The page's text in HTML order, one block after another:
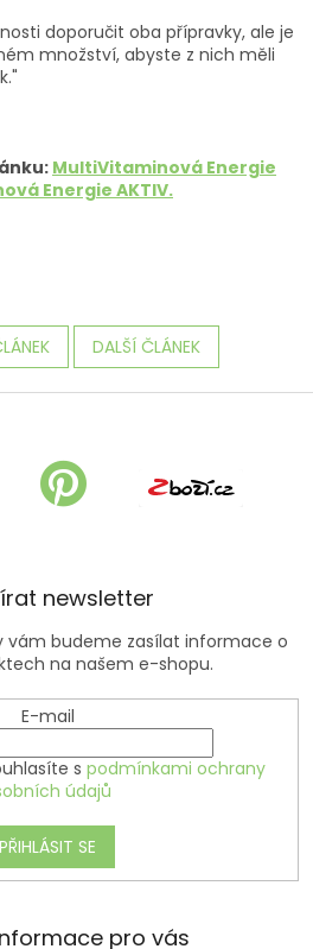
doporučit oba přípravky, ale je
množství, abyste z nich měli
MultiVitaminová Energie
Energie AKTIV.
DALŠÍ ČLÁNEK
newsletter
vám budeme zasílat informace o
na našem e-shopu.
E-mail
s podmínkami ochrany
údajů
PŘIHLÁSIT SE
pro vás